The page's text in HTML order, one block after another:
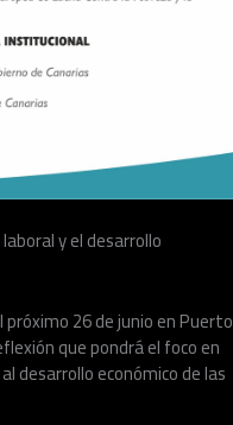
y el desarrollo
próximo 26 de junio en Puerto
que pondrá el foco en
desarrollo económico de las